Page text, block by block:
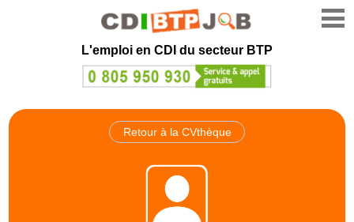
L'emploi en CDI du secteur BTP
Retour à la CVthèque